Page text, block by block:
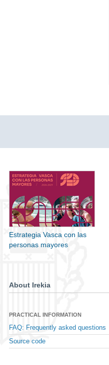
Estrategia Vasca con las
personas mayores
About Irekia
PRACTICAL INFORMATION
FAQ: Frequently asked questions
Source code